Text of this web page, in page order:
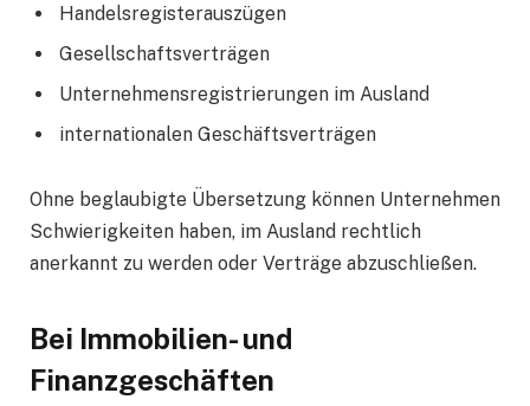
Handelsregisterauszügen
Gesellschaftsverträgen
Unternehmensregistrierungen im Ausland
internationalen Geschäftsverträgen
Ohne beglaubigte Übersetzung können Unternehmen
Schwierigkeiten haben, im Ausland rechtlich
anerkannt zu werden oder Verträge abzuschließen.
Bei Immobilien- und
Finanzgeschäften